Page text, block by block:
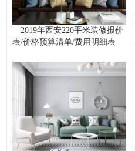
2019年西安220平米装修报价
表/价格预算清单/费用明细表